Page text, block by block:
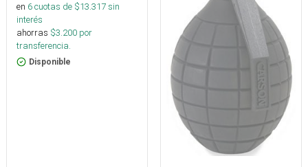
en 6cuotas de $13.317sin
interés
ahorras $3.200 por
transferencia.
Disponible